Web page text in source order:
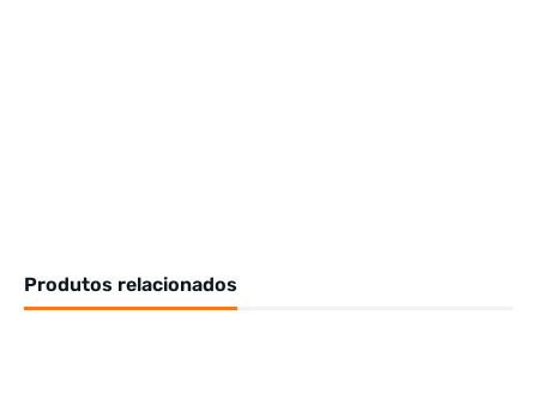
Produtos relacionados